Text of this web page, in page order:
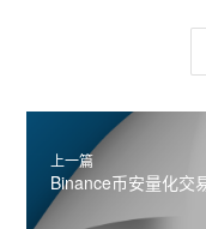
上一篇
Binance币安量化交